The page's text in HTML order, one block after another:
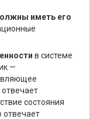
иметь его
в системе
—
отвечает
состояния
отвечает